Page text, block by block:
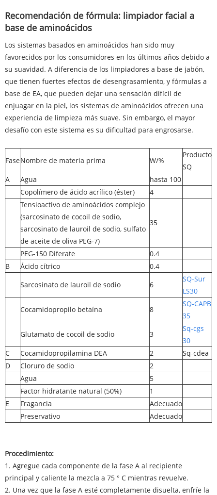
Recomendación de fórmula: limpiador facial a
base de aminoácidos
Los sistemas basados ​​en aminoácidos han sido muy
favorecidos por los consumidores en los últimos años debido a
su suavidad. A diferencia de los limpiadores a base de jabón,
que tienen fuertes efectos de desengrasamiento, y fórmulas a
base de EA, que pueden dejar una sensación difícil de
enjuagar en la piel, los sistemas de aminoácidos ofrecen una
experiencia de limpieza más suave. Sin embargo, el mayor
desafío con este sistema es su dificultad para engrosarse.
FaseNombre de materia prima W/%
Producto
SQ
A
Agua
hasta 100
Copolímero de ácido acrílico (éster)
4
Tensioactivo de aminoácidos complejo
(sarcosinato de cocoil de sodio,
sarcosinato de lauroil de sodio, sulfato
de aceite de oliva PEG-7)
35
PEG-150 Diferate
0.4
B
Ácido cítrico
0.4
Sarcosinato de lauroil de sodio
6
SQ-Sur
LS30
Cocamidopropilo betaína
8
SQ-CAPB
35
Glutamato de cocoil de sodio
3
Sq-cgs
30
C
Cocamidopropilamina DEA 2
Sq-cdea
D
Cloruro de sodio
2
Agua
5
Factor hidratante natural (50%)
1
E
Fragancia
Adecuado
Preservativo
Adecuado
Procedimiento:
1. Agregue cada componente de la fase A al recipiente
principal y caliente la mezcla a 75 ° C mientras revuelve.
2. Una vez que la fase A esté completamente disuelta, enfríe la